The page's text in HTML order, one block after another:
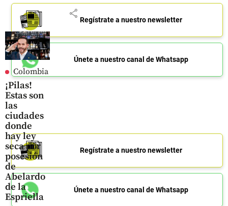
share
Colombia
¡Pilas!
Estas son
las
ciudades
donde
hay ley
seca por
posesión
de
Abelardo
de la
Espriella
Regístrate a nuestro newsletter
Únete a nuestro canal de Whatsapp
Regístrate a nuestro newsletter
Únete a nuestro canal de Whatsapp